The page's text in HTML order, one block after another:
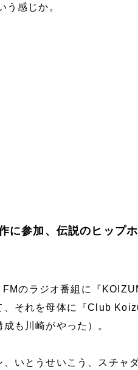
感じか。
に参加、伝説のヒップ
のラジオ番組に『
それを母体に『Club
も川崎がやった）。
いとうせいこう、スチャ